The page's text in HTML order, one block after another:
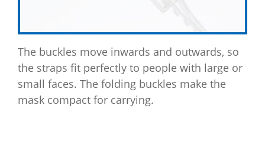
The buckles move inwards and outwards, so
the straps fit perfectly to people with large or
small faces. The folding buckles make the
mask compact for carrying.